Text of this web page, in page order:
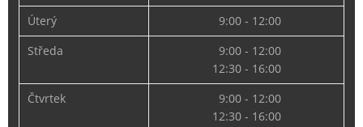
Úterý
9:00 - 12:00
Středa
9:00 - 12:00
12:30 - 16:00
Čtvrtek
9:00 - 12:00
12:30 - 16:00